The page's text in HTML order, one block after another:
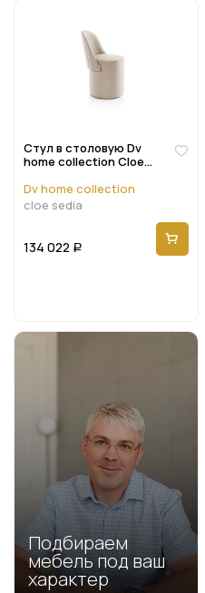
Стул в столовую Dv
home collection Cloe
Dv home collection
cloe sedia
134 022 Р
Подбираем
мебель под ваш
характер